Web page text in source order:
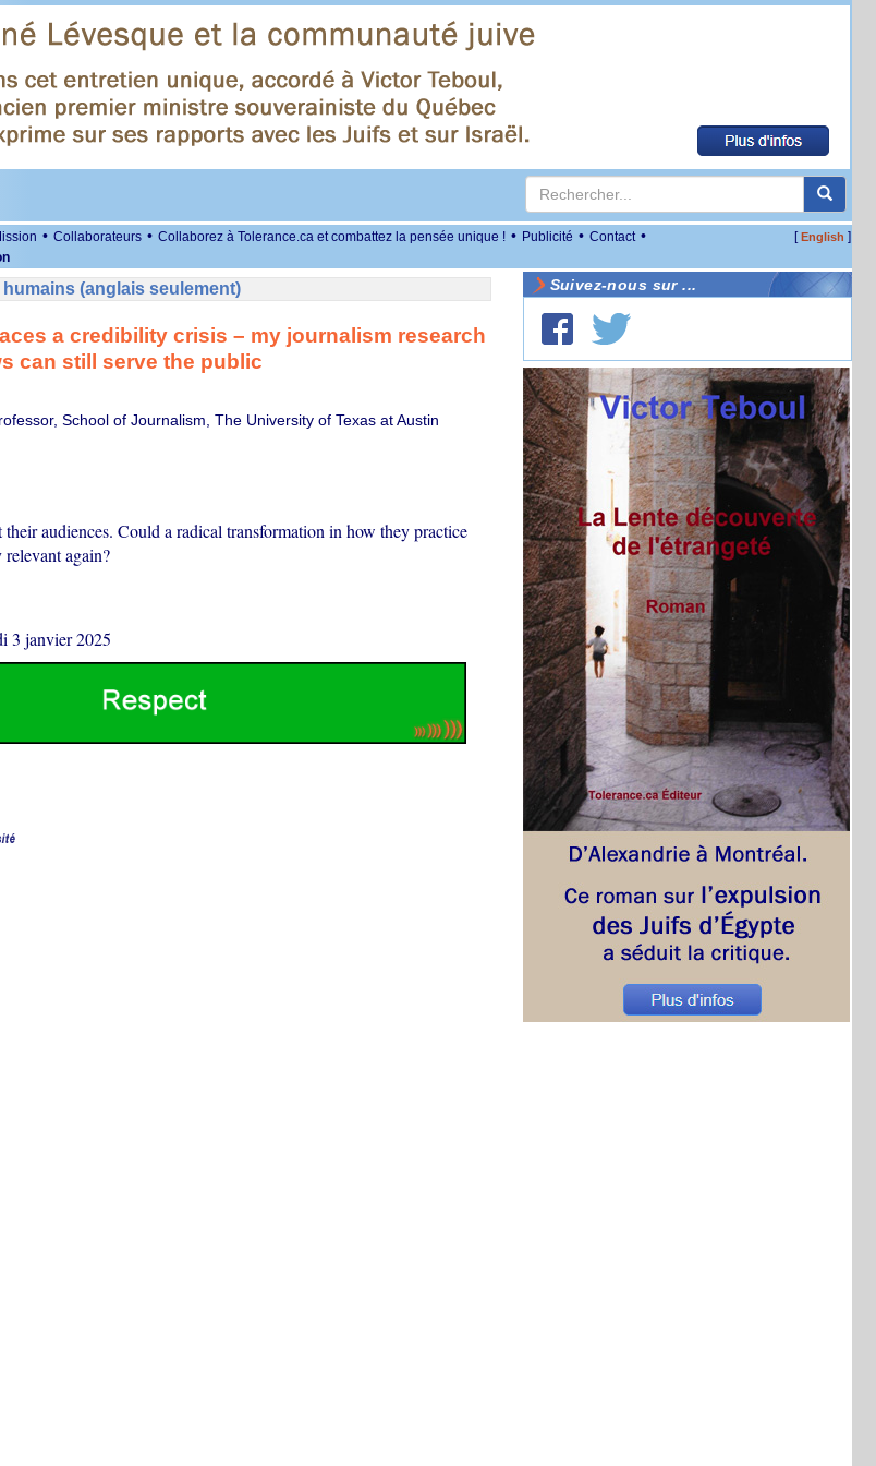
• Collaborateurs • Collaborez à Tolerance.ca et combattez la pensée unique ! • Publicité • Contact • [English ]
(anglais seulement)
a credibility crisis – my journalism research
can still serve the public
School of Journalism, The University of Texas at Austin
audiences. Could a radical transformation in how they practice
again?
3 janvier 2025
Suivez-nous sur ...